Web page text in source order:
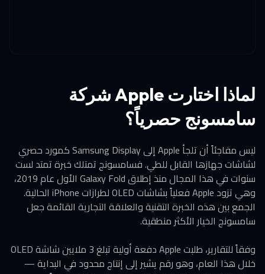
لماذا اختارت Apple شركة
سامسونج حصرياً؟
ليس مفاجئاً أن تلجأ Apple إلى Samsung Display كمورد حصري
لشاشات جهازها القابل للطي. فسامسونج تمتلك خبرة تمتد لست
سنوات في هذا المجال منذ إطلاق Galaxy Fold الأول عام 2019،
وهي تزود Apple فعلياً بشاشات OLED لطرازات iPhone الحالية.
الجمع بين هذه الخبرة التقنية والعلاقة التجارية القائمة جعل
سامسونج الخيار الأكثر منطقية.
وفقاً للتقارير، طلبت Apple دفعة أولية تبلغ 3 ملايين شاشة OLED
خلال هذا العام، وهو رقم يشير إلى إنتاج محدود في البداية —